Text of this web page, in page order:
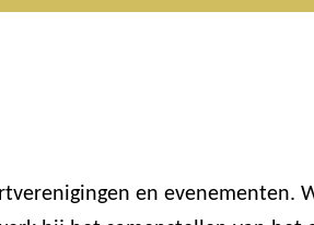
en evenementen.